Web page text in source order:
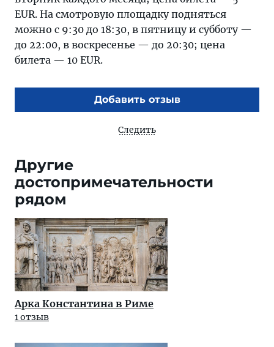
EUR. На смотровую площадку подняться
можно с 9:30 до 18:30, в пятницу и субботу —
до 22:00, в воскресенье — до 20:30; цена
билета — 10 EUR.
Добавить отзыв
Следить
Другие
достопримечательности
рядом
Арка Константина в Риме
1 отзыв